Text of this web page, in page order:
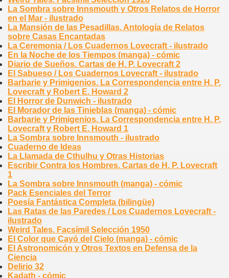
La Sombra sobre Innsmouth y Otros Relatos de Horror
en el Mar - ilustrado
La Mansión de las Pesadillas. Antología de Relatos
sobre Casas Encantadas
La Ceremonia / Los Cuadernos Lovecraft - ilustrado
En la Noche de los Tiempos (manga) - cómic
Diario de Sueños. Cartas de H. P. Lovecraft 2
El Sabueso / Los Cuadernos Lovecraft - ilustrado
Barbarie y Primigenios. La Correspondencia entre H. P.
Lovecraft y Robert E. Howard 2
El Horror de Dunwich - ilustrado
El Morador de las Tinieblas (manga) - cómic
Barbarie y Primigenios. La Correspondencia entre H. P.
Lovecraft y Robert E. Howard 1
La Sombra sobre Innsmouth - ilustrado
Cuaderno de Ideas
La Llamada de Cthulhu y Otras Historias
Escribir Contra los Hombres. Cartas de H. P. Lovecraft
1
La Sombra sobre Innsmouth (manga) - cómic
Pack Esenciales del Terror
Poesía Fantástica Completa (bilingüe)
Las Ratas de las Paredes / Los Cuadernos Lovecraft -
ilustrado
Weird Tales. Facsímil Selección 1950
El Color que Cayó del Cielo (manga) - cómic
El Astronomicón y Otros Textos en Defensa de la
Ciencia
Delirio 32
Kadath - cómic